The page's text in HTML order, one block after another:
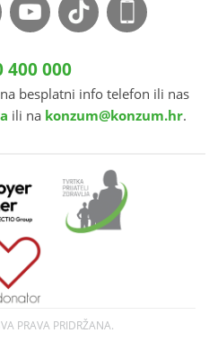
400 000
besplatni info telefon ili nas
ili na konzum@konzum.hr.
PRAVA PRIDRŽANA.